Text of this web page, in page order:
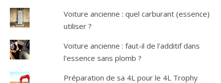
Voiture ancienne : quel carburant (essence)
utiliser ?
Voiture ancienne : faut-il de l'additif dans
l'essence sans plomb ?
Préparation de sa 4L pour le 4L Trophy